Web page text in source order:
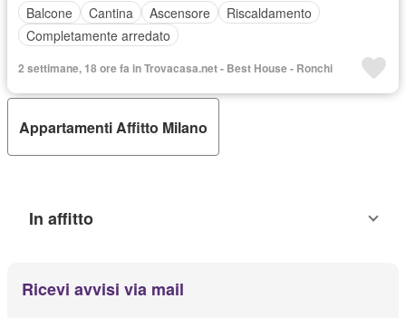
Balcone
Cantina Ascensore
Riscaldamento
Completamente arredato
2 settimane, 18 ore fa in Trovacasa.net - Best House - Ronchi
Appartamenti Affitto Milano
In affitto
Ricevi avvisi via mail